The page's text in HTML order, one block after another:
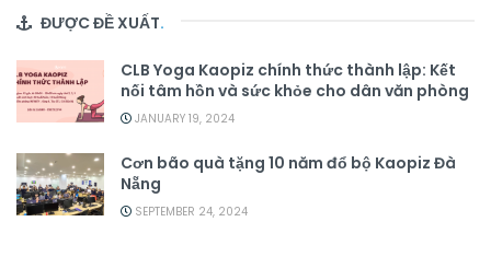
ĐƯỢC ĐỀ XUẤT.
CLB Yoga Kaopiz chính thức thành lập: Kết
nối tâm hồn và sức khỏe cho dân văn phòng
JANUARY 19, 2024
Cơn bão quà tặng 10 năm đổ bộ Kaopiz Đà
Nẵng
SEPTEMBER 24, 2024